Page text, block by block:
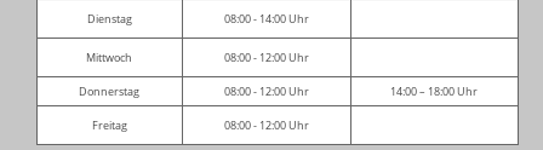
Dienstag 08:00 - 14:00 Uhr
Mittwoch 08:00 - 12:00 Uhr
Donnerstag 08:00 - 12:00 Uhr 14:00 – 18:00 Uhr
Freitag 08:00 - 12:00 Uhr